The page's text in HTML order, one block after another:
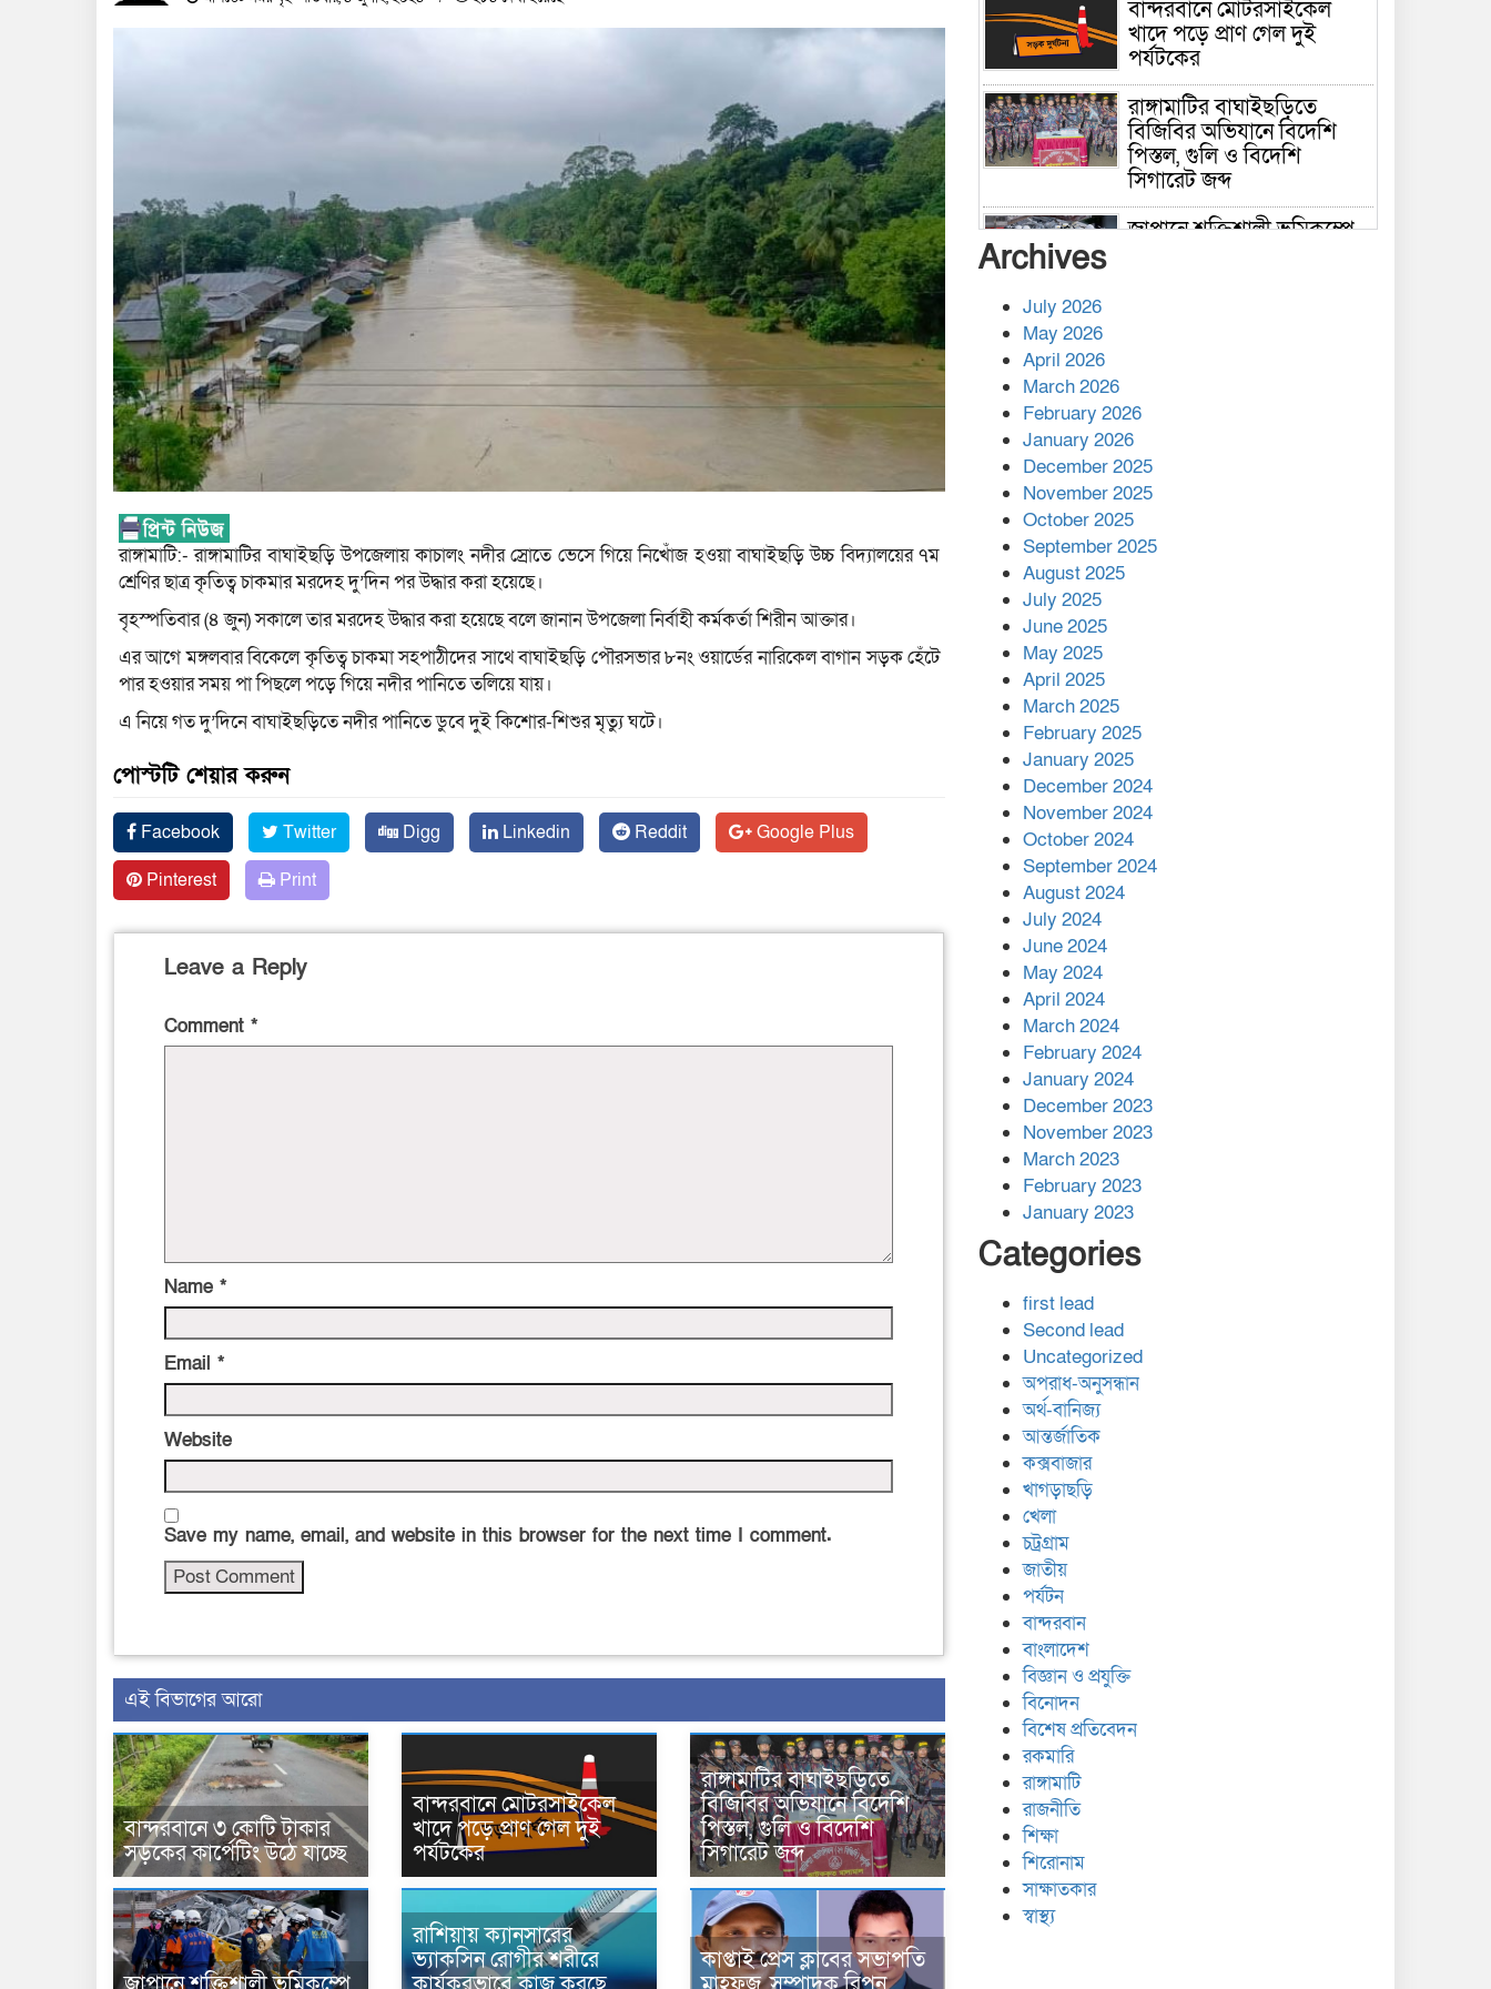
রাঙ্গামাটি:- রাঙ্গামাটির বাঘাইছড়ি উপজেলায় কাচালং নদীর স্রোতে ভেসে গিয়ে নিখোঁজ হওয়া বাঘাইছড়ি উচ্চ বিদ্যালয়ের ৭ম
শ্রেণির ছাত্র কৃতিত্ব চাকমার মরদেহ দু’দিন পর উদ্ধার করা হয়েছে।
বৃহস্পতিবার (৪ জুন) সকালে তার মরদেহ উদ্ধার করা হয়েছে বলে জানান উপজেলা নির্বাহী কর্মকর্তা শিরীন আক্তার।
এর আগে মঙ্গলবার বিকেলে কৃতিত্ব চাকমা সহপাঠীদের সাথে বাঘাইছড়ি পৌরসভার ৮নং ওয়ার্ডের নারিকেল বাগান সড়ক হেঁটে
পার হওয়ার সময় পা পিছলে পড়ে গিয়ে নদীর পানিতে তলিয়ে যায়।
এ নিয়ে গত দু’দিনে বাঘাইছড়িতে নদীর পানিতে ডুবে দুই কিশোর-শিশুর মৃত্যু ঘটে।
পোস্টটি শেয়ার করুন
Facebook Twitter Digg Linkedin Reddit
Google Plus
Pinterest
Print
Leave a Reply
Comment *
Name *
Email *
Website
Save my name, email, and website in this browser for the next time I comment.
এই বিভাগের আরো
বান্দরবানে ৩ কোটি টাকার
সড়কের কার্পেটিং উঠে যাচ্ছে
বান্দরবানে মোটরসাইকেল
খাদে পড়ে প্রাণ গেল দুই
পর্যটকের
রাঙ্গামাটির বাঘাইছড়িতে
বিজিবির অভিযানে বিদেশি
পিস্তল, গুলি ও বিদেশি
সিগারেট জব্দ
রাশিয়ায় ক্যানসারের
ভ্যাকসিন রোগীর শরীরে
কাপ্তাই প্রেস ক্লাবের সভাপতি
বান্দরবানে মোটরসাইকেল
খাদে পড়ে প্রাণ গেল দুই
পর্যটকের
রাঙ্গামাটির বাঘাইছড়িতে
বিজিবির অভিযানে বিদেশি
পিস্তল, গুলি ও বিদেশি
সিগারেট জব্দ
জাপানে শক্তিশালী ভূমিকম্পে
কাপ্তাই প্রেস ক্লাবের সভাপতি
মাহফুজ, সম্পাদক রিপন মারমা
নির্বাচিত
মালয়েশিয়ার প্রধানমন্ত্রীকে চিঠি
দেয়ার পর ফোন তারেক
রহমানের,গ্যাস সঙ্কট
মোকাবিলায় সহায়তার আশ্বাস
এক বিলিয়ন ডলার বিনিয়োগ
হবে আনোয়ারায়
বান্দরবানে বন্যায় ক্ষতিগ্রস্তদের
মাঝে সহায়তা দিলেন সাচিং প্রু
জেরী
Archives
July 2026
May 2026
April 2026
March 2026
February 2026
January 2026
December 2025
November 2025
October 2025
September 2025
August 2025
July 2025
June 2025
May 2025
April 2025
March 2025
February 2025
January 2025
December 2024
November 2024
October 2024
September 2024
August 2024
July 2024
June 2024
May 2024
April 2024
March 2024
February 2024
January 2024
December 2023
November 2023
March 2023
February 2023
January 2023
Categories
first lead
Second lead
Uncategorized
অপরাধ-অনুসন্ধান
অর্থ-বানিজ্য
আন্তর্জাতিক
কক্সবাজার
খাগড়াছড়ি
খেলা
চট্রগ্রাম
জাতীয়
পর্যটন
বান্দরবান
বাংলাদেশ
বিজ্ঞান ও প্রযুক্তি
বিনোদন
বিশেষ প্রতিবেদন
রকমারি
রাঙ্গামাটি
রাজনীতি
শিক্ষা
শিরোনাম
সাক্ষাতকার
স্বাস্থ্য